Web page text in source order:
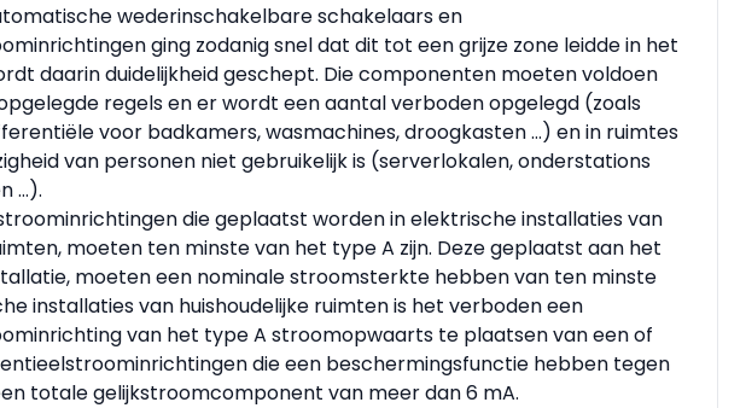
weder­inschakelbare schakelaars en
ging zodanig snel dat dit tot een grijze zone leidde in het
daarin duidelijkheid geschept. Die componenten moeten vol­doen
regels en er wordt een aantal verboden opgelegd (zoals
voor badkamers, wasmachines, droogkasten …) en in ruimtes
van personen niet gebruikelijk is (server­lokalen, onderstations
…).
die geplaatst worden in elektrische installaties van
moeten ten minste van het type A zijn. Deze geplaatst aan het
moeten een nominale stroomsterkte hebben van ten minste
installaties van huishoudelijke ruimten is het verboden een
van het type A stroomopwaarts te plaatsen van een of
die een beschermingsfunctie hebben tegen
totale gelijkstroom­component van meer dan 6 mA.